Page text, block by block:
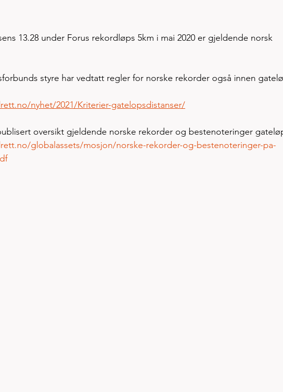
13.28 under Forus rekordløps 5km i mai 2020 er gjeldende norsk
styre har vedtatt regler for norske rekorder også innen
nyhet/2021/Kriterier-gatelopsdistanser/
oversikt gjeldende norske rekorder og bestenoteringer
globalassets/mosjon/norske-rekorder-og-bestenoteringer-pa-